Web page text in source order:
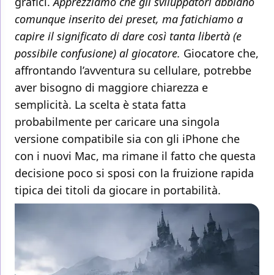
comunque inserito dei preset, ma fatichiamo a
capire il significato di dare così tanta libertà (e
possibile confusione) al giocatore. Giocatore che,
affrontando l’avventura su cellulare, potrebbe
aver bisogno di maggiore chiarezza e
semplicità. La scelta è stata fatta
probabilmente per caricare una singola
versione compatibile sia con gli iPhone che
con i nuovi Mac, ma rimane il fatto che questa
decisione poco si sposi con la fruizione rapida
tipica dei titoli da giocare in portabilità.